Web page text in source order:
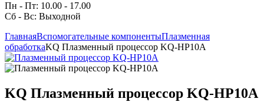
Пн - Пт: 10.00 - 17.00
Сб - Вс: Выходной
ГлавнаяВспомогательные компонентыПлазменная
обработкаKQ Плазменный процессор KQ-HP10A
KQ Плазменный процессор KQ-HP10A